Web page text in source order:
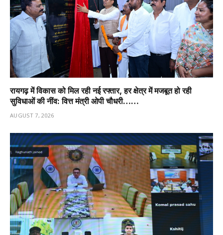
रायगढ़ में विकास को मिल रही नई रफ्तार, हर क्षेत्र में मजबूत हो रही
सुविधाओं की नींव: वित्त मंत्री ओपी चौधरी……
AUGUST 7, 2026